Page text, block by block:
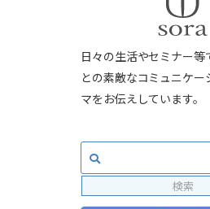
日々の生活やセミナー等
との素敵なコミュニケー
マをお伝えしています。